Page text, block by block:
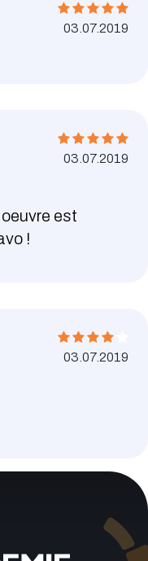
03.07.2019
03.07.2019
est
!
03.07.2019